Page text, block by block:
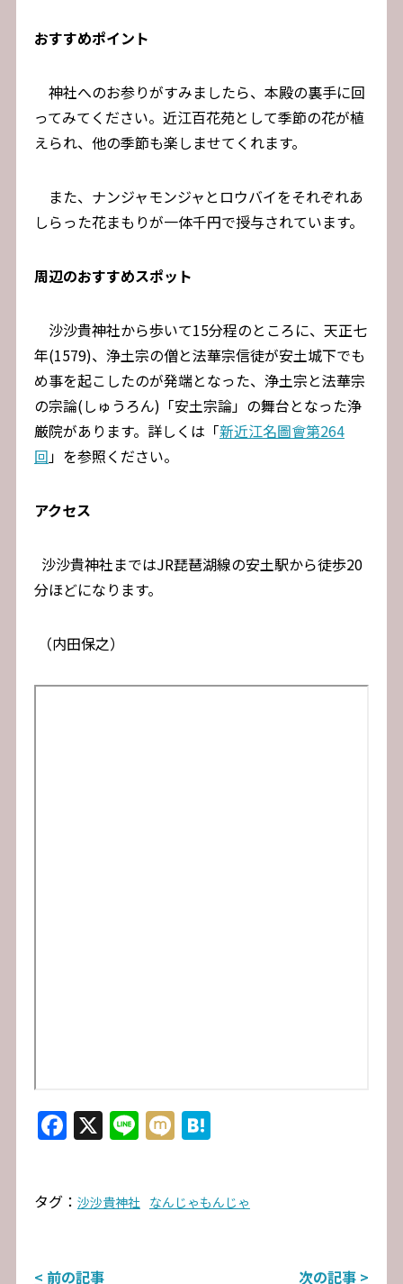
おすすめポイント
神社へのお参りがすみましたら、本殿の裏手に回
ってみてください。近江百花苑として季節の花が植
えられ、他の季節も楽しませてくれます。
また、ナンジャモンジャとロウバイをそれぞれあ
しらった花まもりが一体千円で授与されています。
周辺のおすすめスポット
沙沙貴神社から歩いて15分程のところに、天正七
年(1579)、浄土宗の僧と法華宗信徒が安土城下でも
め事を起こしたのが発端となった、浄土宗と法華宗
の宗論(しゅうろん)「安土宗論」の舞台となった浄
厳院があります。詳しくは「新近江名圖會第264
回」を参照ください。
アクセス
沙沙貴神社まではJR琵琶湖線の安土駅から徒歩20
分ほどになります。
（内田保之）
Facebook
X Line
MixiHatena
タグ： 沙沙貴神社 なんじゃもんじゃ
< 前の記事
次の記事 >